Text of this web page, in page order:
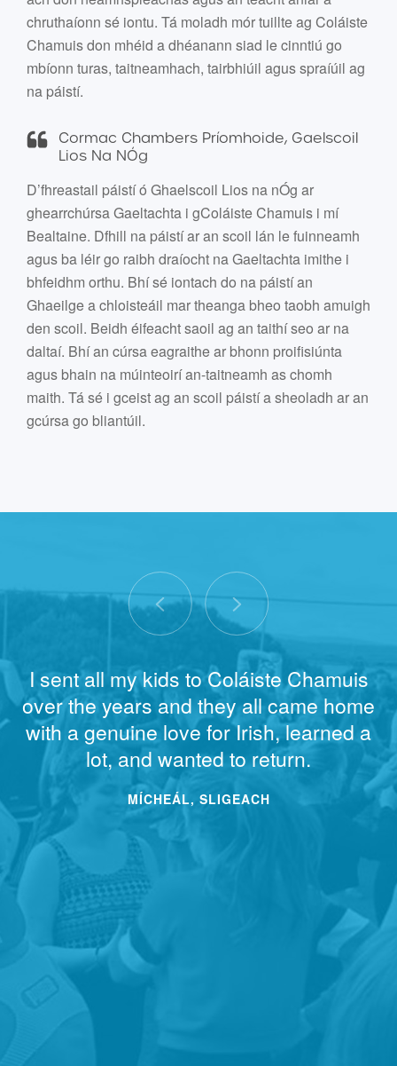
chruthaíonn sé iontu. Tá moladh mór tuillte ag Coláiste
Chamuis don mhéid a dhéanann siad le cinntiú go
mbíonn turas, taitneamhach, tairbhiúil agus spraíúil ag
na páistí.
Cormac Chambers Príomhoide, Gaelscoil
Lios Na NÓg
D’fhreastail páistí ó Ghaelscoil Lios na nÓg ar
ghearrchúrsa Gaeltachta i gColáiste Chamuis i mí
Bealtaine. Dfhill na páistí ar an scoil lán le fuinneamh
agus ba léir go raibh draíocht na Gaeltachta imithe i
bhfeidhm orthu. Bhí sé iontach do na páistí an
Ghaeilge a chloisteáil mar theanga bheo taobh amuigh
den scoil. Beidh éifeacht saoil ag an taithí seo ar na
daltaí. Bhí an cúrsa eagraithe ar bhonn proifisiúnta
agus bhain na múinteoirí an-taitneamh as chomh
maith. Tá sé i gceist ag an scoil páistí a sheoladh ar an
gcúrsa go bliantúil.
I sent all my kids to Coláiste Chamuis
over the years and they all came home
with a genuine love for Irish, learned a
lot, and wanted to return.
MÍCHEÁL, SLIGEACH